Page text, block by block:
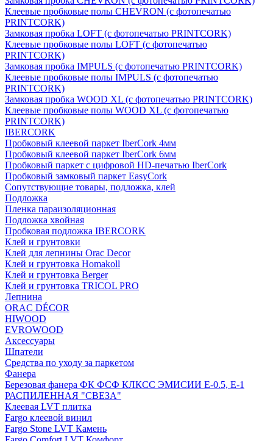
Клеевые пробковые полы CHEVRON (с фотопечатью
PRINTCORK)
Замковая пробка LOFT (с фотопечатью PRINTCORK)
Клеевые пробковые полы LOFT (с фотопечатью
PRINTCORK)
Замковая пробка IMPULS (с фотопечатью PRINTCORK)
Клеевые пробковые полы IMPULS (с фотопечатью
PRINTCORK)
Замковая пробка WOOD XL (с фотопечатью PRINTCORK)
Клеевые пробковые полы WOOD XL (с фотопечатью
PRINTCORK)
IBERCORK
Пробковый клеевой паркет IberCork 4мм
Пробковый клеевой паркет IberCork 6мм
Пробковый паркет с цифровой HD-печатью IberCork
Пробковый замковый паркет EasyCork
Сопутствующие товары, подложка, клей
Подложка
Пленка параизоляционная
Подложка хвойная
Пробковая подложка IBERCORK
Клей и грунтовки
Клей для лепнины Orac Decor
Клей и грунтовка Homakoll
Клей и грунтовка Berger
Клей и грунтовка TRICOL PRO
Лепнина
ORAC DÉCOR
HIWOOD
EVROWOOD
Аксессуары
Шпатели
Средства по уходу за паркетом
Фанера
Березовая фанера ФК ФСФ КЛКСС ЭМИСИИ Е-0.5, Е-1
РАСПИЛЕННАЯ "СВЕЗА"
Клеевая LVT плитка
Fargo клеевой винил
Fargo Stone LVT Камень